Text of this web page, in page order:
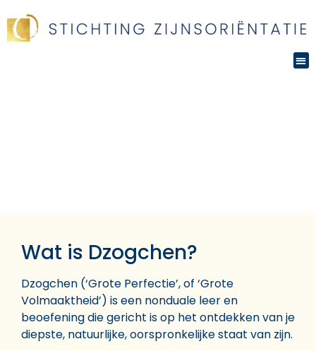
Wat is Dzogchen?
Dzogchen (‘Grote Perfectie’, of ‘Grote
Volmaaktheid’) is een nonduale leer en
beoefening die gericht is op het ontdekken van je
diepste, natuurlijke, oorspronkelijke staat van zijn.